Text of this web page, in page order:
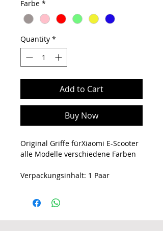
Farbe *
Quantity *
Add to Cart
Buy Now
Original Griffe fürXiaomi E-Scooter
alle Modelle verschiedene Farben
Verpackungsinhalt: 1 Paar